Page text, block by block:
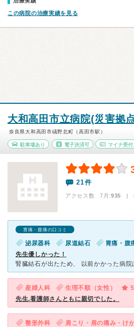
この病院の治療実績を見る
大和高田市立病院(災害拠
奈良県大和高田市礒野北町（高田市駅）
駐車場あり 電子決済可 マイナ受付
21件
アクセス数 7月:935 | 6
胃痛・腹痛の口コミ
泌尿器科 尿道結石 胃痛・腹
先生優しかった！
産婦人科 生理不順（女性）
先生.看護師さんともに親切でした。
整形外科 肩こり・肩の痛み・け